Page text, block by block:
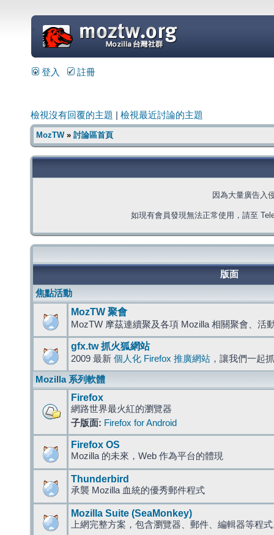
=
登入 註冊
檢視沒有回覆的主題 檢視最近討論的主題
MozTW» 討論區首頁
因為大量廣告入
如現有會員發現無法正常使用，請至
版面
焦點活動
MozTW 聚會
MozTW 摩茲連續聚及各項 Mozilla 相關聚會、活
gfx.tw 抓火狐網站
2009 最新 個人化 Firefox 推廣網站 ，讓我們一起
Mozilla 系列軟體
Firefox
網路世界最火紅的瀏覽器
子版面: Firefox for Android
Firefox OS
Mozilla 的未來，Web 作為平台的體現
Thunderbird
承襲 Mozilla 血統的優秀郵件程式
Mozilla Suite (SeaMonkey)
上網完整方案，包含瀏覽器、郵件、編輯器等程